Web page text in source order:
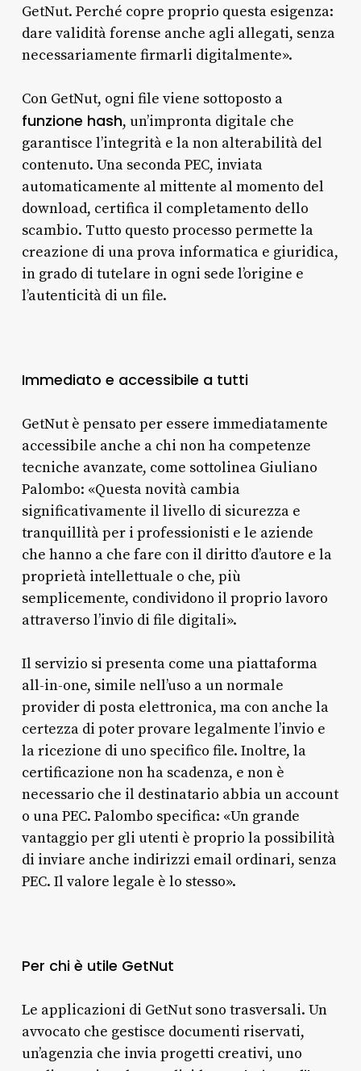
GetNut. Perché copre proprio questa esigenza:
dare validità forense anche agli allegati, senza
necessariamente firmarli digitalmente».
Con GetNut, ogni file viene sottoposto a
funzione hash, un’impronta digitale che
garantisce l’integrità e la non alterabilità del
contenuto. Una seconda PEC, inviata
automaticamente al mittente al momento del
download, certifica il completamento dello
scambio. Tutto questo processo permette la
creazione di una prova informatica e giuridica,
in grado di tutelare in ogni sede l’origine e
l’autenticità di un file.
Immediato e accessibile a tutti
GetNut è pensato per essere immediatamente
accessibile anche a chi non ha competenze
tecniche avanzate, come sottolinea Giuliano
Palombo: «Questa novità cambia
significativamente il livello di sicurezza e
tranquillità per i professionisti e le aziende
che hanno a che fare con il diritto d’autore e la
proprietà intellettuale o che, più
semplicemente, condividono il proprio lavoro
attraverso l’invio di file digitali».
Il servizio si presenta come una piattaforma
all-in-one, simile nell’uso a un normale
provider di posta elettronica, ma con anche la
certezza di poter provare legalmente l’invio e
la ricezione di uno specifico file. Inoltre, la
certificazione non ha scadenza, e non è
necessario che il destinatario abbia un account
o una PEC. Palombo specifica: «Un grande
vantaggio per gli utenti è proprio la possibilità
di inviare anche indirizzi email ordinari, senza
PEC. Il valore legale è lo stesso».
Per chi è utile GetNut
Le applicazioni di GetNut sono trasversali. Un
avvocato che gestisce documenti riservati,
un’agenzia che invia progetti creativi, uno